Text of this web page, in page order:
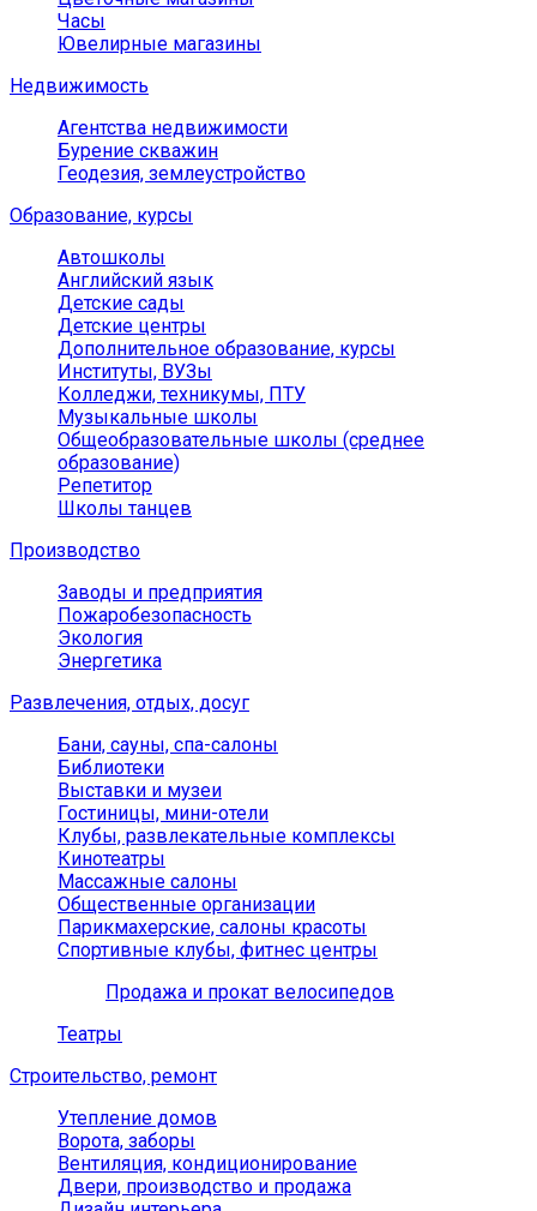
Часы
Ювелирные магазины
Недвижимость
Агентства недвижимости
Бурение скважин
Геодезия, землеустройство
Образование, курсы
Автошколы
Английский язык
Детские сады
Детские центры
Дополнительное образование, курсы
Институты, ВУЗы
Колледжи, техникумы, ПТУ
Музыкальные школы
Общеобразовательные школы (среднее
образование)
Репетитор
Школы танцев
Производство
Заводы и предприятия
Пожаробезопасность
Экология
Энергетика
Развлечения, отдых, досуг
Бани, сауны, спа-салоны
Библиотеки
Выставки и музеи
Гостиницы, мини-отели
Клубы, развлекательные комплексы
Кинотеатры
Массажные салоны
Общественные организации
Парикмахерские, салоны красоты
Спортивные клубы, фитнес центры
Продажа и прокат велосипедов
Театры
Строительство, ремонт
Утепление домов
Ворота, заборы
Вентиляция, кондиционирование
Двери, производство и продажа